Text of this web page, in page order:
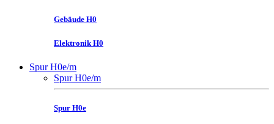
Gebäude H0
Elektronik H0
Spur H0e/m
Spur H0e/m
Spur H0e